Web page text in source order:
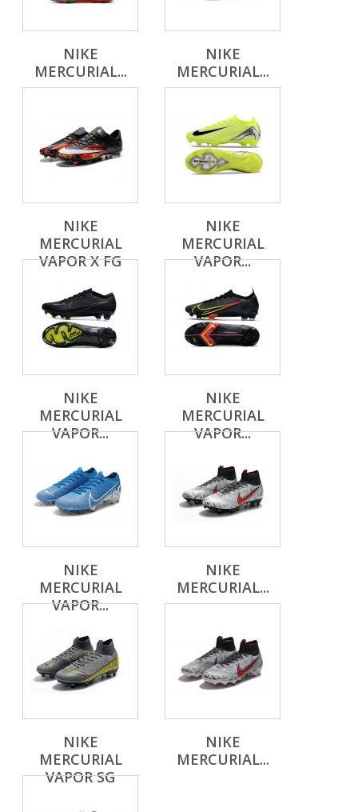
NIKE
MERCURIAL...
NIKE
MERCURIAL...
NIKE
MERCURIAL
VAPOR X FG
NIKE
MERCURIAL
VAPOR...
NIKE
MERCURIAL
VAPOR...
NIKE
MERCURIAL
VAPOR...
NIKE
MERCURIAL
VAPOR...
NIKE
MERCURIAL...
NIKE
MERCURIAL
VAPOR SG
NIKE
MERCURIAL...